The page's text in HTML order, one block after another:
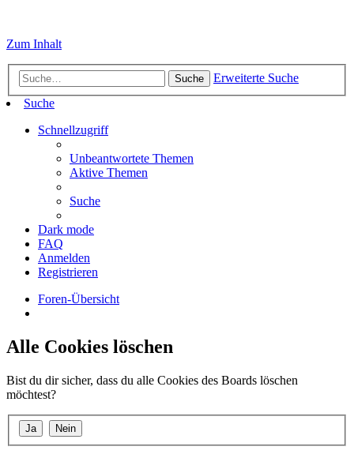
Zum Inhalt
Suche
Erweiterte Suche
Suche
Schnellzugriff
Unbeantwortete Themen
Aktive Themen
Suche
Dark mode
FAQ
Anmelden
Registrieren
Foren-Übersicht
Alle Cookies löschen
Bist du dir sicher, dass du alle Cookies des Boards löschen
möchtest?